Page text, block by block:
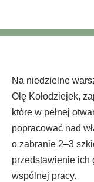
Na niedzielne
Olę Kołodziejek,
które w pełnej
popracować nad
o zabranie 2–3
przedstawienie ich
wspólnej pracy.